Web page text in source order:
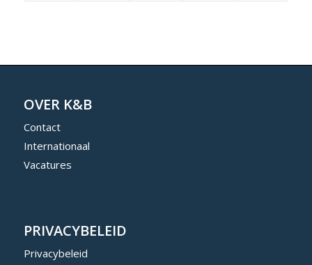
OVER K&B
Contact
Internationaal
Vacatures
PRIVACYBELEID
Privacybeleid